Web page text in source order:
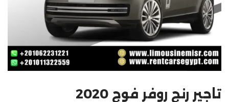
تاجير رنج روفر فوج 2020